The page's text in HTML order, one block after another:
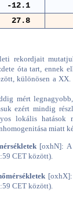
-12.1
27.8
rekordjait
óta tart, ennek
különösen a
mért
ezért mindig
lokális
miatt
[oxhN]: A
CET között).
CET között).